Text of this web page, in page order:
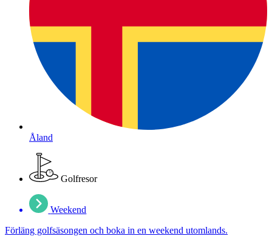
Åland
Golfresor
Weekend
Förläng golfsäsongen och boka in en weekend utomlands.